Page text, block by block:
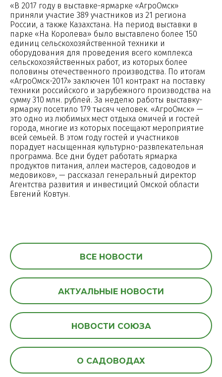
«В 2017 году в выставке-ярмарке «АгроОмск»
приняли участие 389 участников из 21 региона
России, а также Казахстана. На период выставки в
парке «На Королева» было выставлено более 150
единиц сельскохозяйственной техники и
оборудования для проведения всего комплекса
сельскохозяйственных работ, из которых более
половины отечественного производства. По итогам
«АгроОмск-2017» заключен 101 контракт на поставку
техники российского и зарубежного производства на
сумму 310 млн. рублей. За неделю работы выставку-
ярмарку посетило 179 тысяч человек. «АгроОмск» —
это одно из любимых мест отдыха омичей и гостей
города, многие из которых посещают мероприятие
всей семьей. В этом году гостей и участников
порадует насыщенная культурно-развлекательная
программа. Все дни будет работать ярмарка
продуктов питания, аллеи мастеров, садоводов и
медовиков», — рассказал генеральный директор
Агентства развития и инвестиций Омской области
Евгений Ковтун.
ВСЕ НОВОСТИ
АКТУАЛЬНЫЕ НОВОСТИ
НОВОСТИ СОЮЗА
О САДОВОДАХ